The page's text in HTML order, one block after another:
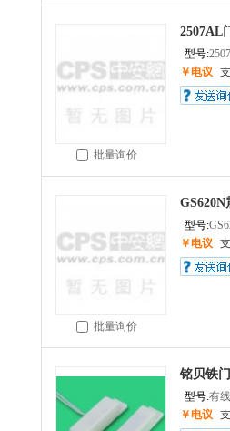
批量询价
2507AL
型号:
￥电议
批量询价
型号:
￥电议
铭贝铁
型号:有
￥电议